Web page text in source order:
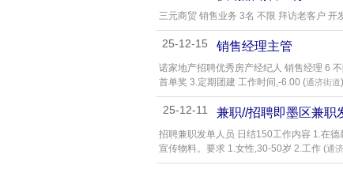
三元商贸 销售业务 3名 不限 拜访老客户 开
25-12-15 销售经理主管
诺家地产招聘优秀房产经纪人 销售经理 6
首单奖 3.定期团建 工作时间,-6.00 (通济街道)
25-12-11 兼职//招聘即墨区兼职
招聘兼职发单人员 日结150工作内容 1.在
宣传物料。要求 1.女性,30-50岁 2.工作 (通